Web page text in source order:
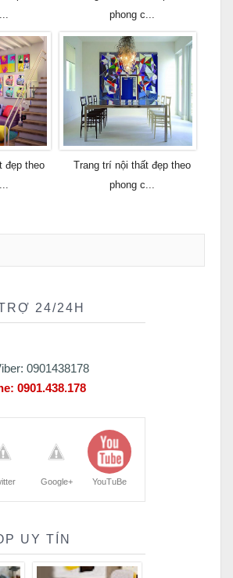
phong c...
đẹp theo
Trang trí nội thất đẹp theo
phong c...
24/24H
0901438178
0901.438.178
Google+ YouTuBe
UY TÍN